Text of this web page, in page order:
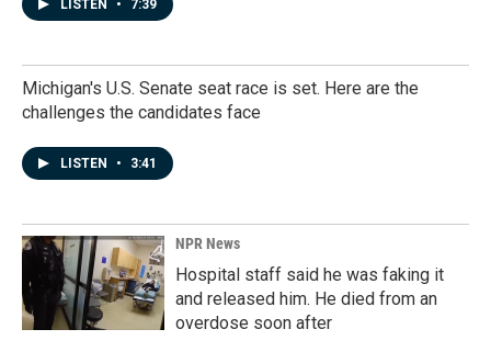
LISTEN • 7:39
Michigan's U.S. Senate seat race is set. Here are the
challenges the candidates face
LISTEN • 3:41
NPR News
Hospital staff said he was faking it
and released him. He died from an
overdose soon after